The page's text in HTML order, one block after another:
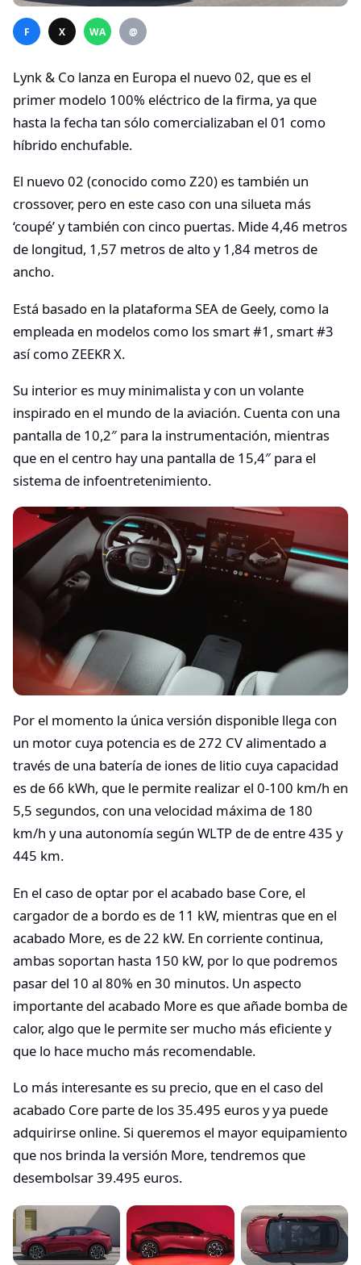
F X WA @
Lynk & Co lanza en Europa el nuevo 02, que es el
primer modelo 100% eléctrico de la firma, ya que
hasta la fecha tan sólo comercializaban el 01 como
híbrido enchufable.
El nuevo 02 (conocido como Z20) es también un
crossover, pero en este caso con una silueta más
‘coupé’ y también con cinco puertas. Mide 4,46 metros
de longitud, 1,57 metros de alto y 1,84 metros de
ancho.
Está basado en la plataforma SEA de Geely, como la
empleada en modelos como los smart #1, smart #3
así como ZEEKR X.
Su interior es muy minimalista y con un volante
inspirado en el mundo de la aviación. Cuenta con una
pantalla de 10,2″ para la instrumentación, mientras
que en el centro hay una pantalla de 15,4″ para el
sistema de infoentretenimiento.
Por el momento la única versión disponible llega con
un motor cuya potencia es de 272 CV alimentado a
través de una batería de iones de litio cuya capacidad
es de 66 kWh, que le permite realizar el 0-100 km/h en
5,5 segundos, con una velocidad máxima de 180
km/h y una autonomía según WLTP de de entre 435 y
445 km.
En el caso de optar por el acabado base Core, el
cargador de a bordo es de 11 kW, mientras que en el
acabado More, es de 22 kW. En corriente continua,
ambas soportan hasta 150 kW, por lo que podremos
pasar del 10 al 80% en 30 minutos. Un aspecto
importante del acabado More es que añade bomba de
calor, algo que le permite ser mucho más eficiente y
que lo hace mucho más recomendable.
Lo más interesante es su precio, que en el caso del
acabado Core parte de los 35.495 euros y ya puede
adquirirse online. Si queremos el mayor equipamiento
que nos brinda la versión More, tendremos que
desembolsar 39.495 euros.